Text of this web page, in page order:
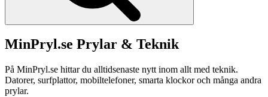
MinPryl.se Prylar & Teknik
På MinPryl.se hittar du alltidsenaste nytt inom allt med teknik.
Datorer, surfplattor, mobiltelefoner, smarta klockor och många andra
prylar.